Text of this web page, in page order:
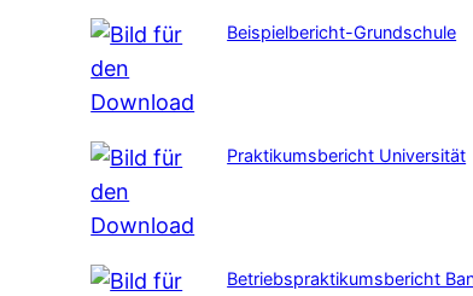
Beispielbericht-Grundschule
Praktikumsbericht Universität
Betriebspraktikumsbericht